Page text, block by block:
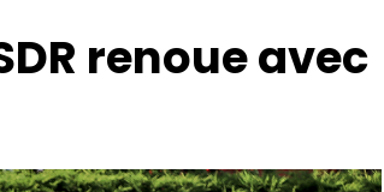
renoue avec